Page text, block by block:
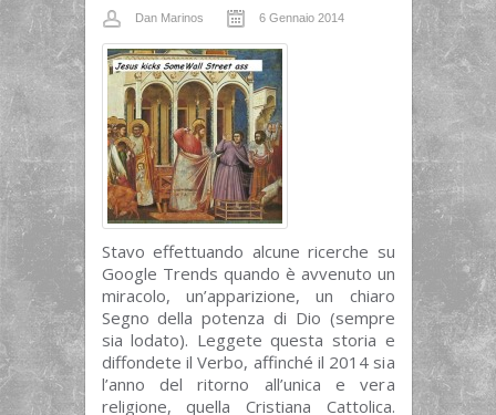
Dan Marinos 6 Gennaio 2014
Stavo effettuando alcune ricerche su
Google Trends quando è avvenuto un
miracolo, un’apparizione, un chiaro
Segno della potenza di Dio (sempre
sia lodato). Leggete questa storia e
diffondete il Verbo, affinché il 2014 sia
l’anno del ritorno all’unica e vera
religione, quella Cristiana Cattolica.